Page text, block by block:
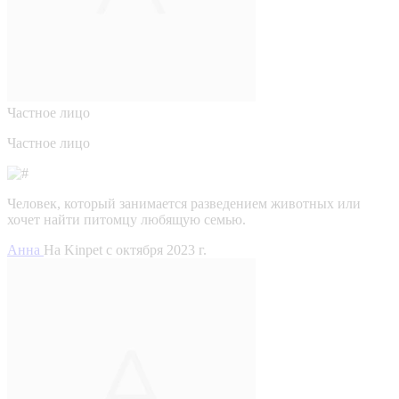
Частное лицо
Частное лицо
Человек, который занимается разведением животных или
хочет найти питомцу любящую семью.
Анна На Kinpet c октября 2023 г.